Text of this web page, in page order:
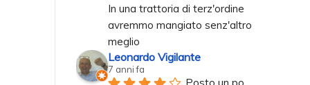
In una trattoria di terz'ordine
avremmo mangiato senz'altro
meglio
Leonardo Vigilante
7 anni fa